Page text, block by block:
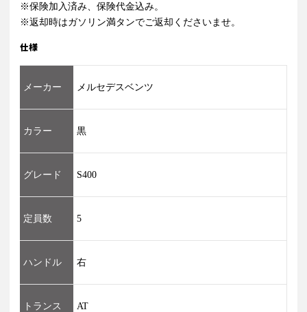
※保険加入済み、保険代金込み。
※返却時はガソリン満タンでご返却くださいませ。
仕様
メーカー メルセデスベンツ
カラー 黒
グレード S400
定員数 5
ハンドル 右
トランス
AT